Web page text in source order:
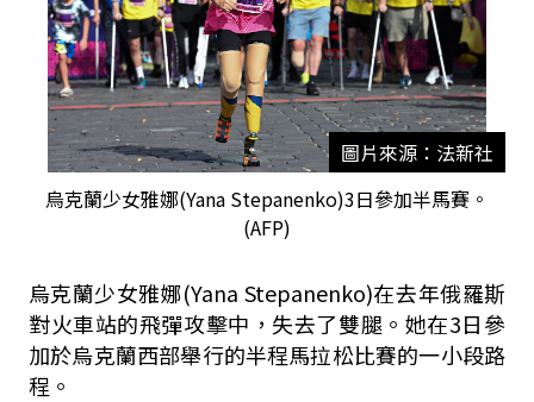
圖片來源：法新社
烏克蘭少女雅娜(Yana Stepanenko)3日參加半馬賽。
(AFP)
烏克蘭少女雅娜(Yana Stepanenko)在去年俄羅斯
對火車站的飛彈攻擊中，失去了雙腿。她在3日參
加於烏克蘭西部舉行的半程馬拉松比賽的一小段路
程。